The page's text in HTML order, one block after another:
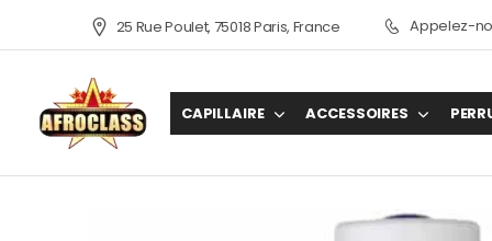
25 Rue Poulet, 75018 Paris, France Appelez-
CAPILLAIRE ACCESSOIRES